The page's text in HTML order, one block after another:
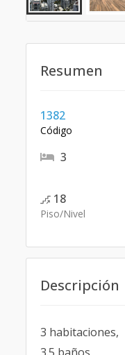
Resumen
1382
Código
3
18
Piso/Nivel
Descripción
3 habitaciones,